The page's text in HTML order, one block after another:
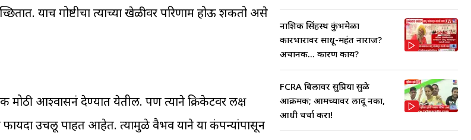
याच गोष्टीचा त्याच्या खेळीवर परिणाम होऊ शकतो असे
आश्वासनं देण्यात येतील. पण त्याने क्रिकेटवर लक्ष
फायदा उचलू पाहत आहेत. त्यामुळे वैभव याने या कंपन्यांपासून
नाशिक सिंहस्थ कुंभमेळा
कारभारावर साधू-महंत नाराज?
अचानक... कारण काय?
FCRA बिलावर सुप्रिया सुळे
आक्रमक; आमच्यावर लादू नका,
आधी चर्चा करा!